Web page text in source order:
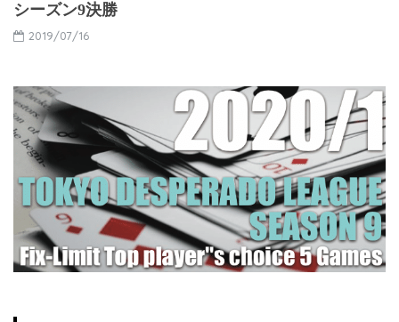
シーズン9決勝
2019/07/16